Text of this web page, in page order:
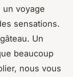
un voyage
sensations.
Un
beaucoup
nous vous